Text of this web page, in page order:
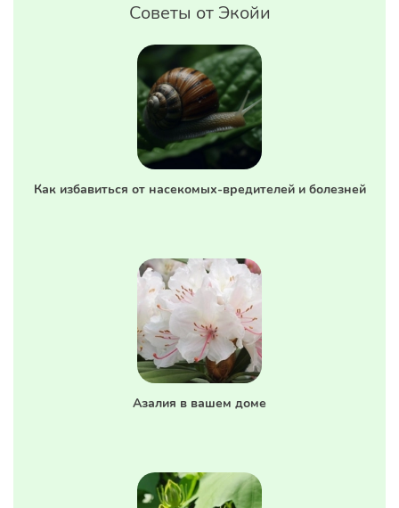
Советы от Экойи
Как избавиться от насекомых-вредителей и болезней
Азалия в вашем доме